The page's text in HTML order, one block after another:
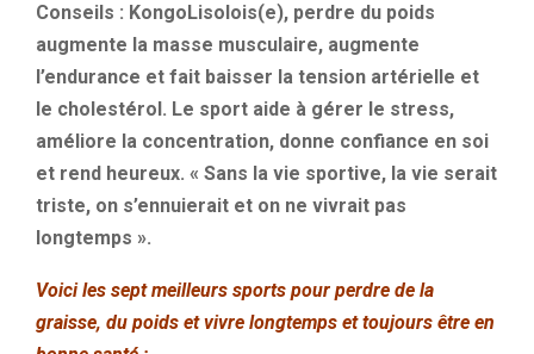
Conseils : KongoLisolois(e), perdre du poids
augmente la masse musculaire, augmente
l’endurance et fait baisser la tension artérielle et
le cholestérol. Le sport aide à gérer le stress,
améliore la concentration, donne confiance en soi
et rend heureux. « Sans la vie sportive, la vie serait
triste, on s’ennuierait et on ne vivrait pas
longtemps ».
Voici les sept meilleurs sports pour perdre de la
graisse, du poids et vivre longtemps et toujours être en